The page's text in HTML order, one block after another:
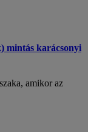
mintás karácsonyi
amikor az